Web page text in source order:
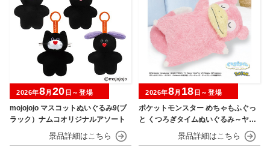
mojojojo マスコットぬいぐるみ9(ブ
ラック）ナムコオリジナルアソート
2026年8月 20 日～登場
ポケットモンスター めちゃもふぐっ
と くつろぎタイムぬいぐるみ～ヤド
2026年8月 18 日～登場